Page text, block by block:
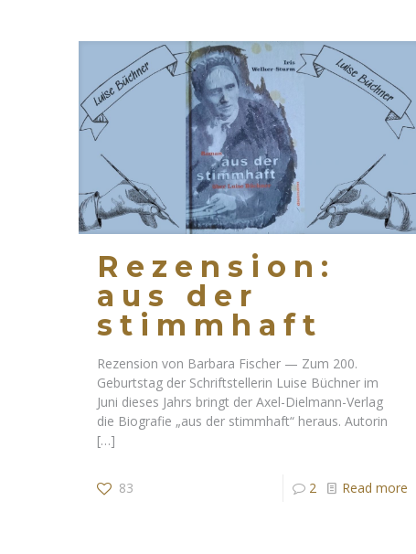
Rezension:
aus der
stimmhaft
Rezension von Barbara Fischer — Zum 200.
Geburtstag der Schriftstellerin Luise Büchner im
Juni dieses Jahrs bringt der Axel-Dielmann-Verlag
die Biografie „aus der stimmhaft“ heraus. Autorin
[…]
83 2 Read more